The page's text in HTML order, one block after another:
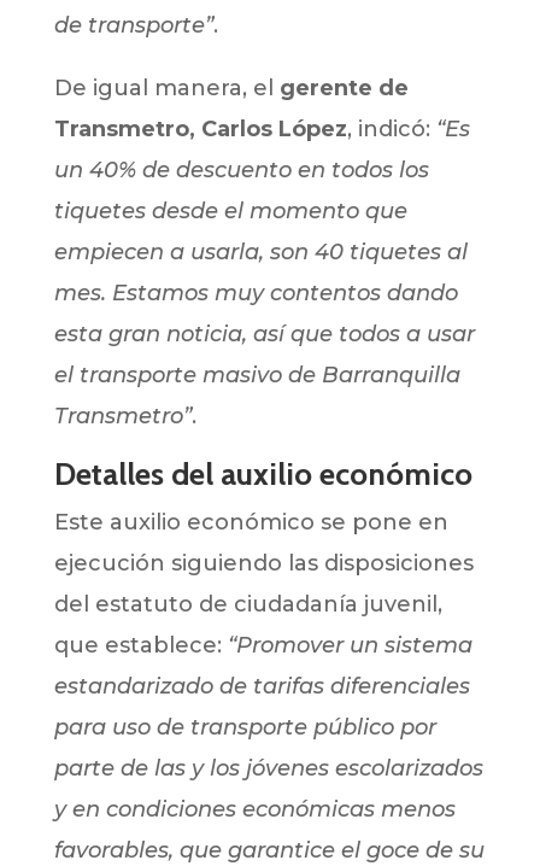
de transporte”.
De igual manera, el gerente de
Transmetro, Carlos López, indicó: “Es
un 40% de descuento en todos los
tiquetes desde el momento que
empiecen a usarla, son 40 tiquetes al
mes. Estamos muy contentos dando
esta gran noticia, así que todos a usar
el transporte masivo de Barranquilla
Transmetro”.
Detalles del auxilio económico
Este auxilio económico se pone en
ejecución siguiendo las disposiciones
del estatuto de ciudadanía juvenil,
que establece: “Promover un sistema
estandarizado de tarifas diferenciales
para uso de transporte público por
parte de las y los jóvenes escolarizados
y en condiciones económicas menos
favorables, que garantice el goce de su